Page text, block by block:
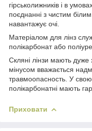
гірськолижників і в
поєднанні з чистим
навантажує очі.
Матеріалом для лінз
полікарбонат або
Скляні лінзи мають дуже
мінусом вважається
травмоопасность. У свою
полікарбонатні мають
Приховати